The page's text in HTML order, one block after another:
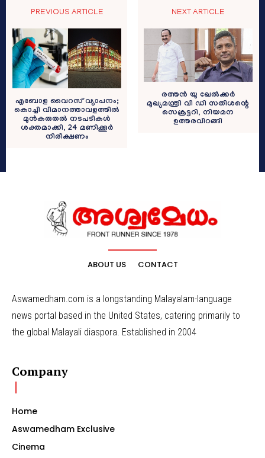
PREVIOUS ARTICLE
എബോള വൈറസ് വ്യാപനം;
കൊച്ചി വിമാനത്താവളത്തിൽ
മുൻകരുതൽ നടപടികൾ
ശക്തമാക്കി, 24 മണിക്കൂർ
നിരീക്ഷണം
NEXT ARTICLE
രത്തന്‍ യു ഖേല്‍ക്കര്‍
മുഖ്യമന്ത്രി വി ഡി സതീശന്റെ
സെക്രട്ടറി, നിയമന
ഉത്തരവിറങ്ങി
ABOUT US CONTACT
Aswamedham.com is a longstanding Malayalam-language
news portal based in the United States, catering primarily to
the global Malayali diaspora. Established in 2004
Company
Home
Aswamedham Exclusive
Cinema